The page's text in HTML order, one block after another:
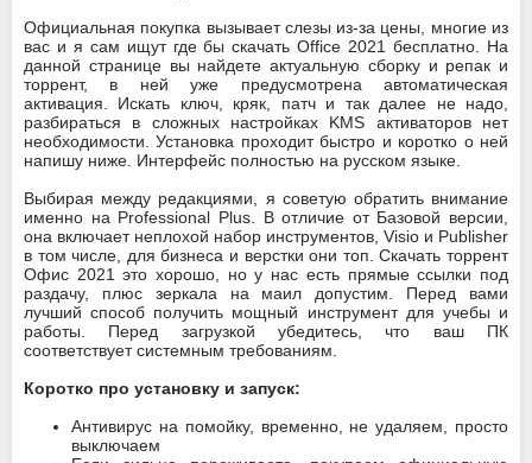
Официальная покупка вызывает слезы из-за цены, многие из
вас и я сам ищут где бы скачать Office 2021 бесплатно. На
данной странице вы найдете актуальную сборку и репак и
торрент, в ней уже предусмотрена автоматическая
активация. Искать ключ, кряк, патч и так далее не надо,
разбираться в сложных настройках KMS активаторов нет
необходимости. Установка проходит быстро и коротко о ней
напишу ниже. Интерфейс полностью на русском языке.
Выбирая между редакциями, я советую обратить внимание
именно на Professional Plus. В отличие от Базовой версии,
она включает неплохой набор инструментов, Visio и Publisher
в том числе, для бизнеса и верстки они топ. Скачать торрент
Офис 2021 это хорошо, но у нас есть прямые ссылки под
раздачу, плюс зеркала на маил допустим. Перед вами
лучший способ получить мощный инструмент для учебы и
работы. Перед загрузкой убедитесь, что ваш ПК
соответствует системным требованиям.
Коротко про установку и запуск:
Антивирус на помойку, временно, не удаляем, просто
выключаем